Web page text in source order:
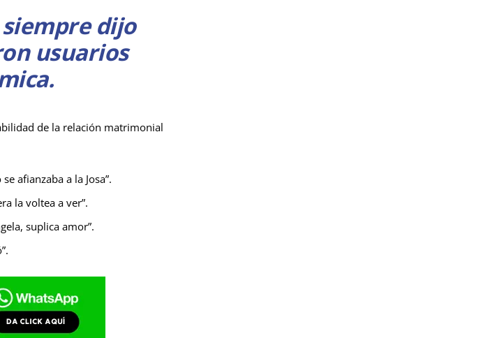
siempre dijo
usuarios
de la relación matrimonial
afianzaba a la Josa”.
la voltea a ver”.
suplica amor”.